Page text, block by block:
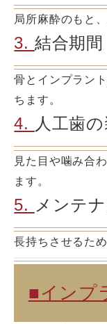
局所麻酔のもと
3. 結合期間
骨とインプラン
ちます。
4. 人工歯
見た目や噛み合
ます。
5. メンテ
長持ちさせるた
■インプ